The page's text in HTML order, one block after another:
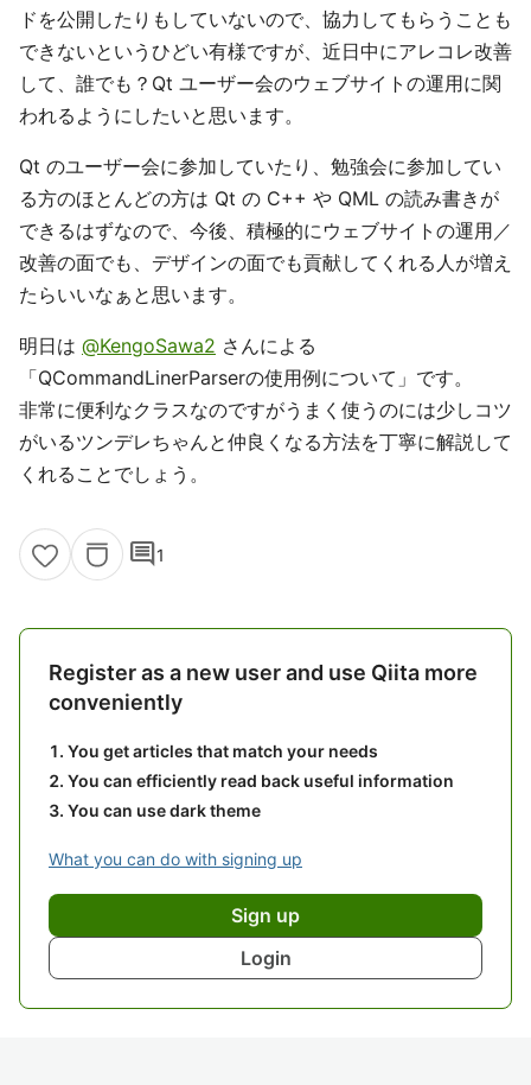
ドを公開したりもしていないので、協力してもらうことも
できないというひどい有様ですが、近日中にアレコレ改善
して、誰でも？Qt ユーザー会のウェブサイトの運用に関
われるようにしたいと思います。
Qt のユーザー会に参加していたり、勉強会に参加してい
る方のほとんどの方は Qt の C++ や QML の読み書きが
できるはずなので、今後、積極的にウェブサイトの運用／
改善の面でも、デザインの面でも貢献してくれる人が増え
たらいいなぁと思います。
明日は @KengoSawa2 さんによる
「QCommandLinerParserの使用例について」です。
非常に便利なクラスなのですがうまく使うのには少しコツ
がいるツンデレちゃんと仲良くなる方法を丁寧に解説して
くれることでしょう。
comment1
Register as a new user and use Qiita more
conveniently
You get articles that match your needs
You can efficiently read back useful information
You can use dark theme
What you can do with signing up
Sign up
Login